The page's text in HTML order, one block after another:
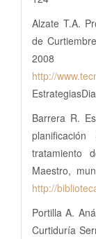
Alzate T.A.
de
http://
Barrera R.
tratamiento
Maestro,
http://
Portilla A.
Curtiduría